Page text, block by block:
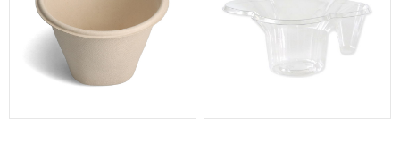
販促
氷旗 横幕
ポスター
その他のPRアイテム
台湾かき氷「Snow-kiss（スノーキッス）」